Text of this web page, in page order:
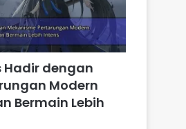
Hadir dengan
Modern
Bermain Lebih